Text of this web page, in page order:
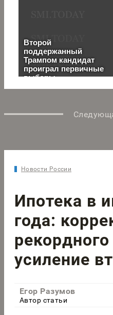
Новости России
Ипотека в
года:
усиление
Егор Разумов
Автор статьи